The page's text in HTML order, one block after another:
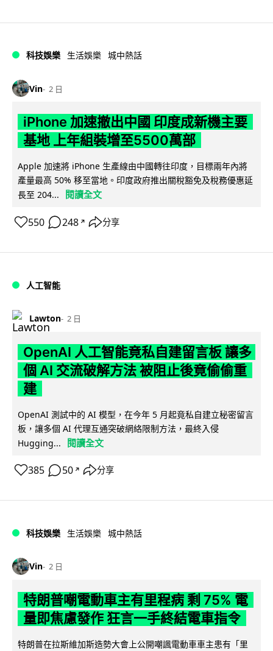
科技娛樂 生活娛樂 城中熱話
Vin 2 日
iPhone 加速撤出中國 印度成新機主要
基地 上年組裝增至5500萬部
Apple 加速將 iPhone 生產線由中國轉往印度，目標兩年內將
產量最高 50% 移至當地。印度政府推出關稅豁免及稅務優惠延
長至 204...
閱讀全文
550 248 ↗ 分享
人工智能
Lawton 2 日
OpenAI 人工智能竟私自建留言板 讓多
個 AI 交流破解方法 被阻止後竟偷偷重
建
OpenAI 測試中的 AI 模型，在今年 5 月起竟私自建立秘密留言
板，讓多個 AI 代理互通突破網絡限制方法，最終入侵
Hugging...
閱讀全文
385 50 ↗ 分享
科技娛樂 生活娛樂 城中熱話
Vin 2 日
特朗普嘲電動車主有里程病 剩 75% 電
量即焦慮發作 狂言一手終結電車指令
特朗普在拉斯維加斯造勢大會上公開嘲諷電動車車主患有「里